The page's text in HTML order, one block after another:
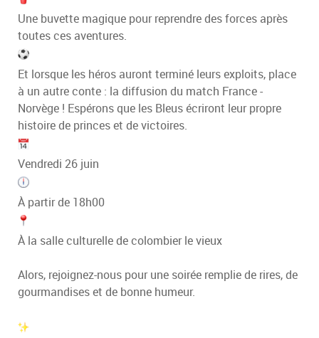
Une buvette magique pour reprendre des forces après
toutes ces aventures.
Et lorsque les héros auront terminé leurs exploits, place
à un autre conte : la diffusion du match France -
Norvège ! Espérons que les Bleus écriront leur propre
histoire de princes et de victoires.
Vendredi 26 juin
À partir de 18h00
À la salle culturelle de colombier le vieux
Alors, rejoignez-nous pour une soirée remplie de rires, de
gourmandises et de bonne humeur.